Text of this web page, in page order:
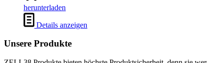
herunterladen
Details anzeigen
Unsere Produkte